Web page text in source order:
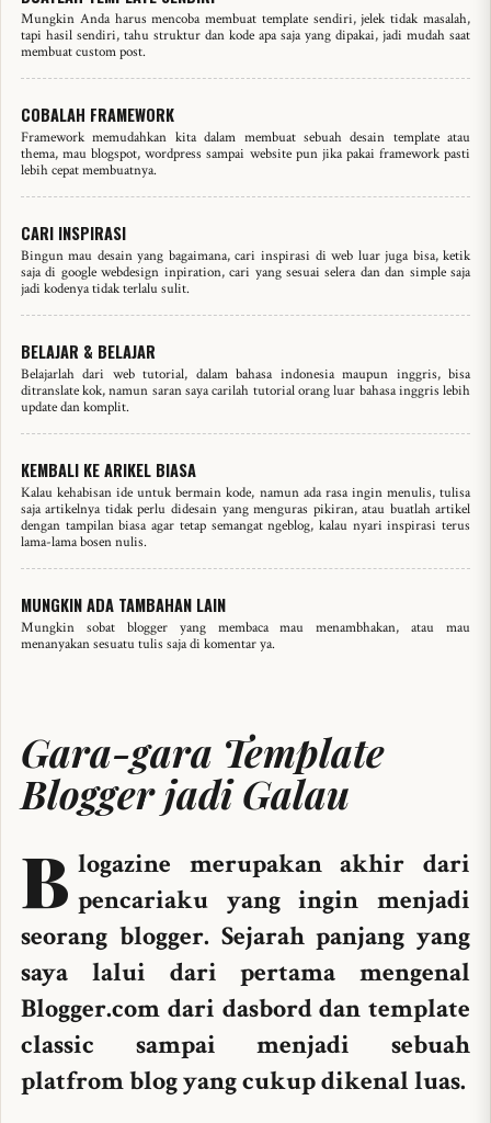
Mungkin Anda harus mencoba membuat template sendiri, jelek tidak masalah,
tapi hasil sendiri, tahu struktur dan kode apa saja yang dipakai, jadi mudah saat
membuat custom post.
COBALAH FRAMEWORK
Framework memudahkan kita dalam membuat sebuah desain template atau
thema, mau blogspot, wordpress sampai website pun jika pakai framework pasti
lebih cepat membuatnya.
CARI INSPIRASI
Bingun mau desain yang bagaimana, cari inspirasi di web luar juga bisa, ketik
saja di google webdesign inpiration, cari yang sesuai selera dan dan simple saja
jadi kodenya tidak terlalu sulit.
BELAJAR & BELAJAR
Belajarlah dari web tutorial, dalam bahasa indonesia maupun inggris, bisa
ditranslate kok, namun saran saya carilah tutorial orang luar bahasa inggris lebih
update dan komplit.
KEMBALI KE ARIKEL BIASA
Kalau kehabisan ide untuk bermain kode, namun ada rasa ingin menulis, tulisa
saja artikelnya tidak perlu didesain yang menguras pikiran, atau buatlah artikel
dengan tampilan biasa agar tetap semangat ngeblog, kalau nyari inspirasi terus
lama-lama bosen nulis.
MUNGKIN ADA TAMBAHAN LAIN
Mungkin sobat blogger yang membaca mau menambhakan, atau mau
menanyakan sesuatu tulis saja di komentar ya.
Gara-gara Template
Blogger jadi Galau
B logazine merupakan akhir dari
pencariaku yang ingin menjadi
seorang blogger. Sejarah panjang yang
saya lalui dari pertama mengenal
Blogger.com dari dasbord dan template
classic sampai menjadi sebuah
platfrom blog yang cukup dikenal luas.